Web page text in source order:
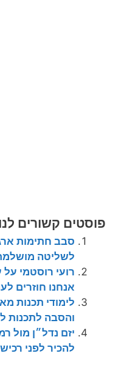
פוסטים קשורים
סבב חתימות
לשליטה
רועי רוסטמי
אנחנו חוזרים
לימודי תכנות
והסבה לתכנות
יזם נדל״ן מול
להכיר לפני